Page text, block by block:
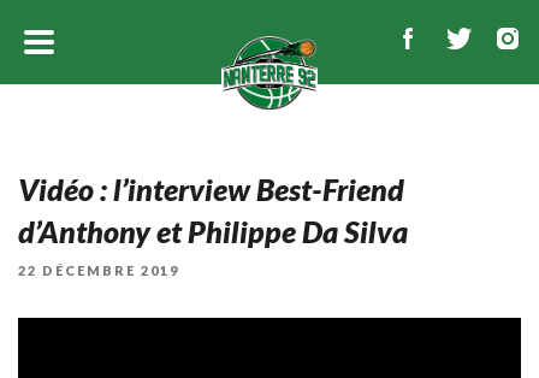
Vidéo : l’interview Best-Friend
d’Anthony et Philippe Da Silva
PUBLIÉ
22 DÉCEMBRE 2019